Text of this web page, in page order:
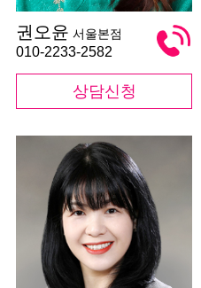
오
윤
권오윤 서울본점
010-2233-2582
상담신청